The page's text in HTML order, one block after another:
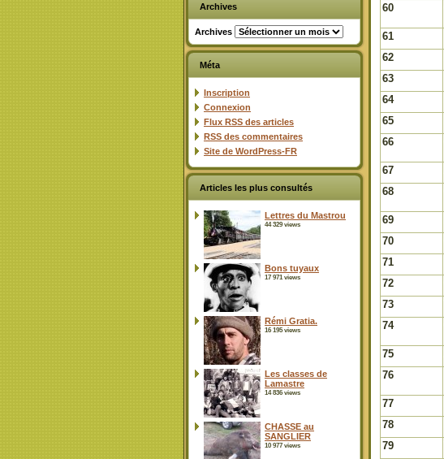
Archives
Archives
Méta
Inscription
Connexion
Flux RSS des articles
RSS des commentaires
Site de WordPress-FR
Articles les plus consultés
Lettres du Mastrou
44 329 views
Bons tuyaux
17 971 views
Rémi Gratia.
16 195 views
Les classes de
Lamastre
14 836 views
CHASSE au
SANGLIER
10 977 views
60
61
62
63
64
65
66
67
68
69
70
71
72
73
74
75
76
77
78
79